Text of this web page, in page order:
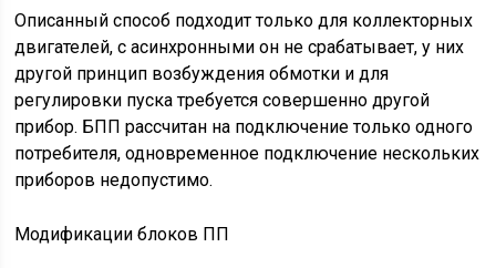
Описанный способ подходит только для коллекторных
двигателей, с асинхронными он не срабатывает, у них
другой принцип возбуждения обмотки и для
регулировки пуска требуется совершенно другой
прибор. БПП рассчитан на подключение только одного
потребителя, одновременное подключение нескольких
приборов недопустимо.
Модификации блоков ПП